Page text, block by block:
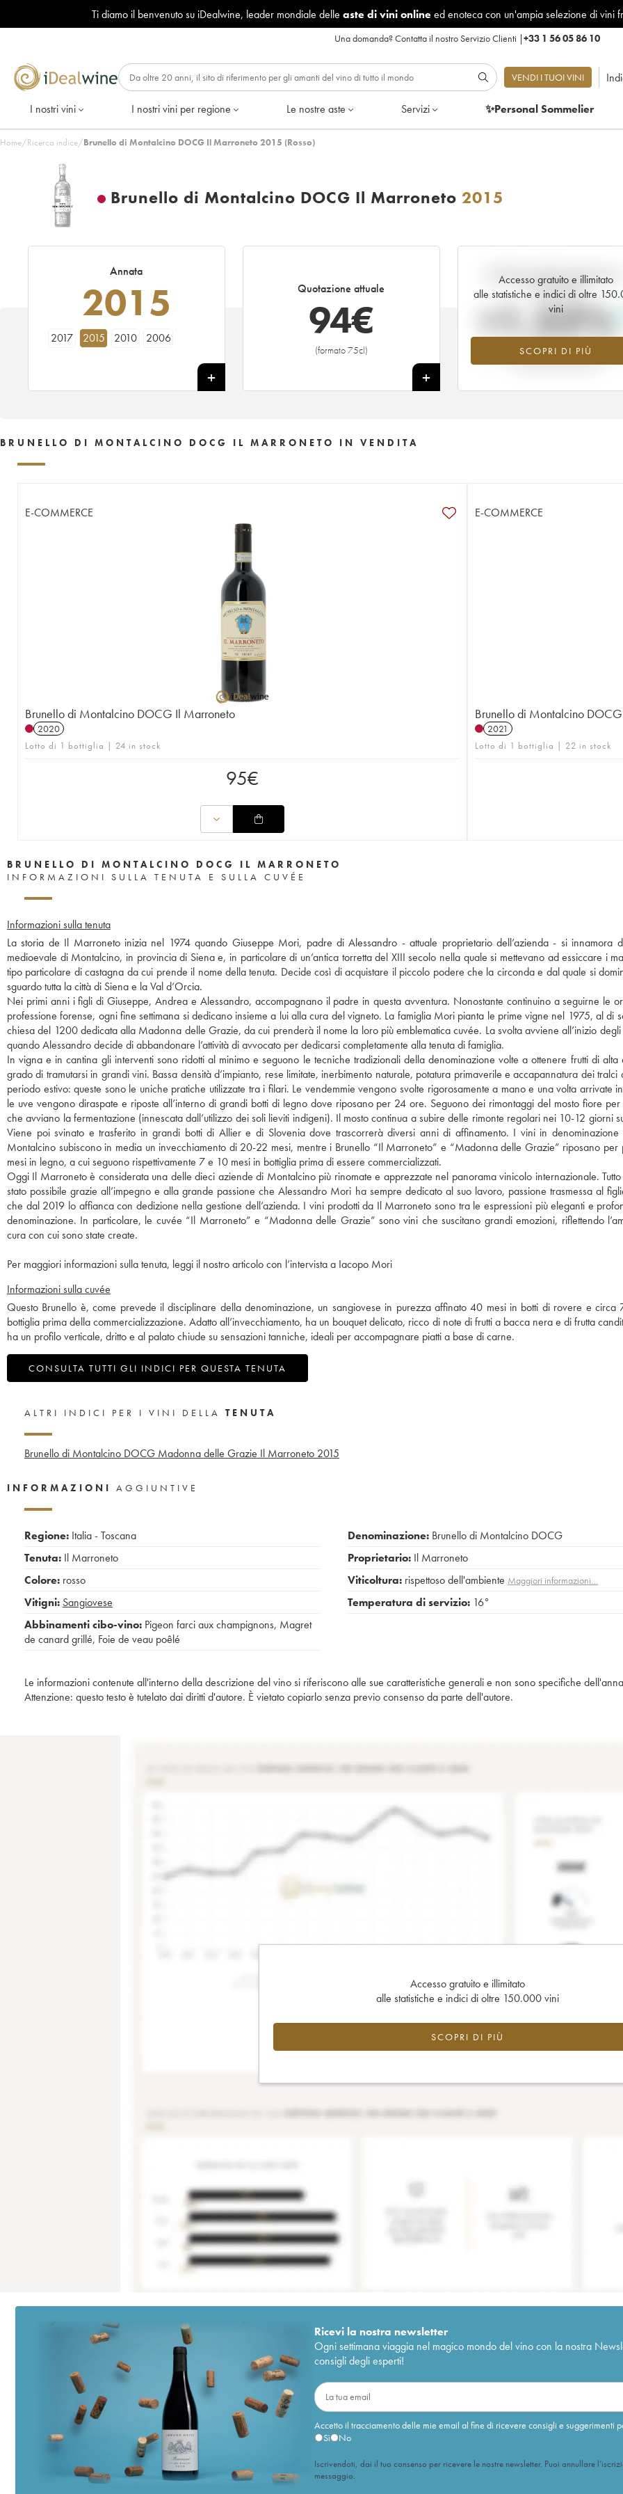
Ti diamo il benvenuto su iDealwine, leader mondiale delle aste di vini onlineed enoteca con un'ampia selezione di vini
Una domanda?Contatta il nostro Servizio Clienti |+33 1 56 05 86 10
VENDI I TUOI VINI
I nostri vini I nostri vini per regione Le nostre aste Servizi ✨Personal Sommelier
Home/Ricerca indice/Brunello di Montalcino DOCG Il Marroneto 2015 (Rosso)
Brunello di Montalcino DOCG Il Marroneto 2015
Annata
2015
2017 2015 2010 2006
Quotazione attuale
94€
(formato 75cl)
+
Accesso gratuito e illimitato
alle statistiche e indici di oltre
vini
SCOPRI DI PIÙ
Andamento della quotazione
tempo reale
+1.52%
Valore in aumento per l'annata 2015
2026 rispetto al 2025
BRUNELLO DI MONTALCINO DOCG IL MARRONETO IN VENDITA
E-COMMERCE
Brunello di Montalcino DOCG Il Marroneto
2020
Lotto di 1 bottiglia | 24 in stock
95€
E-COMMERCE
Brunello di Montalcino
2021
Lotto di 1 bottiglia | 22 in stock
BRUNELLO DI MONTALCINO DOCG IL MARRONETO
INFORMAZIONI SULLA TENUTA E SULLA CUVÉE
Informazioni sulla tenuta
La storia de Il Marroneto inizia nel 1974 quando Giuseppe Mori, padre di Alessandro - attuale proprietario dell’azienda - si innamora
medioevale di Montalcino, in provincia di Siena e, in particolare di un’antica torretta del XIII secolo nella quale si mettevano ad essiccare i
tipo particolare di castagna da cui prende il nome della tenuta. Decide così di acquistare il piccolo podere che la circonda e dal quale si
sguardo tutta la città di Siena e la Val d’Orcia.
Nei primi anni i figli di Giuseppe, Andrea e Alessandro, accompagnano il padre in questa avventura. Nonostante continuino a seguirne le
professione forense, ogni fine settimana si dedicano insieme a lui alla cura del vigneto. La famiglia Mori pianta le prime vigne nel 1975, al di
chiesa del 1200 dedicata alla Madonna delle Grazie, da cui prenderà il nome la loro più emblematica cuvée. La svolta avviene all’inizio
quando Alessandro decide di abbandonare l’attività di avvocato per dedicarsi completamente alla tenuta di famiglia.
In vigna e in cantina gli interventi sono ridotti al minimo e seguono le tecniche tradizionali della denominazione volte a ottenere frutti di alta
grado di tramutarsi in grandi vini. Bassa densità d’impianto, rese limitate, inerbimento naturale, potatura primaverile e accapannatura dei tralci
periodo estivo: queste sono le uniche pratiche utilizzate tra i filari. Le vendemmie vengono svolte rigorosamente a mano e una volta arrivate
le uve vengono diraspate e riposte all’interno di grandi botti di legno dove riposano per 24 ore. Seguono dei rimontaggi del mosto fiore
che avviano la fermentazione (innescata dall’utilizzo dei soli lieviti indigeni). Il mosto continua a subire delle rimonte regolari nei 10-12 giorni
Viene poi svinato e trasferito in grandi botti di Allier e di Slovenia dove trascorrerà diversi anni di affinamento. I vini in denominazione
Montalcino subiscono in media un invecchiamento di 20-22 mesi, mentre i Brunello “Il Marroneto” e “Madonna delle Grazie” riposano
mesi in legno, a cui seguono rispettivamente 7 e 10 mesi in bottiglia prima di essere commercializzati.
Oggi Il Marroneto è considerata una delle dieci aziende di Montalcino più rinomate e apprezzate nel panorama vinicolo internazionale.
stato possibile grazie all’impegno e alla grande passione che Alessandro Mori ha sempre dedicato al suo lavoro, passione trasmessa al
che dal 2019 lo affianca con dedizione nella gestione dell’azienda. I vini prodotti da Il Marroneto sono tra le espressioni più eleganti e
denominazione. In particolare, le cuvée “Il Marroneto” e “Madonna delle Grazie” sono vini che suscitano grandi emozioni, riflettendo
cura con cui sono state create.
Per maggiori informazioni sulla tenuta, leggi il nostro articolo con l’intervista a Iacopo Mori
Informazioni sulla cuvée
Questo Brunello è, come prevede il disciplinare della denominazione, un sangiovese in purezza affinato 40 mesi in botti di rovere e circa
bottiglia prima della commercializzazione. Adatto all’invecchiamento, ha un bouquet delicato, ricco di note di frutti a bacca nera e di frutta
ha un profilo verticale, dritto e al palato chiude su sensazioni tanniche, ideali per accompagnare piatti a base di carne.
CONSULTA TUTTI GLI INDICI PER QUESTA TENUTA
ALTRI INDICI PER I VINI DELLA TENUTA
Brunello di Montalcino DOCG Madonna delle Grazie Il Marroneto 2015
INFORMAZIONI AGGIUNTIVE
Regione: Italia - Toscana
Tenuta: Il Marroneto
Colore: rosso
Vitigni: Sangiovese
Abbinamenti cibo-vino: Pigeon farci aux champignons, Magret
de canard grillé, Foie de veau poêlé
Denominazione: Brunello di Montalcino DOCG
Proprietario: Il Marroneto
Viticoltura: rispettoso dell'ambiente Maggiori informazioni…
Temperatura di servizio: 16°
Le informazioni contenute all'interno della descrizione del vino si riferiscono alle sue caratteristiche generali e non sono specifiche
Attenzione: questo testo è tutelato dai diritti d'autore. È vietato copiarlo senza previo consenso da parte dell'autore.
Accesso gratuito e illimitato
alle statistiche e indici di oltre 150.000 vini
SCOPRI DI PIÙ
Ricevi la nostra newsletter
Ogni settimana viaggia nel magico mondo del vino con la nostra
consigli degli esperti!
Accetto il tracciamento delle mie email al fine di ricevere consigli e suggerimenti
Sì
No
Iscrivendoti, dai il tuo consenso per ricevere le nostre newsletter. Puoi annullare
messaggio.